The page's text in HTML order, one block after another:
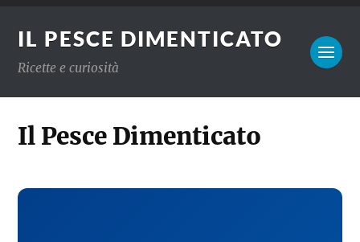
IL PESCE DIMENTICATO
Ricette e curiosità
Il Pesce Dimenticato